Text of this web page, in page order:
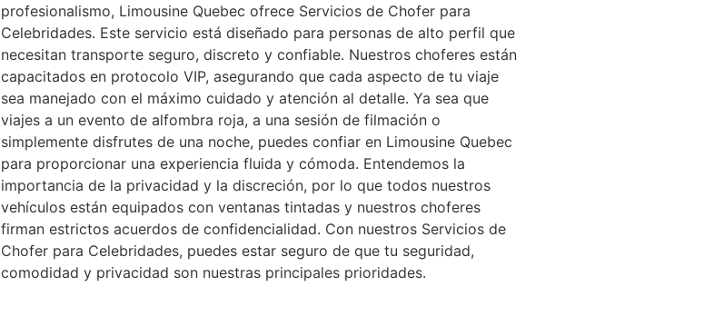
profesionalismo, Limousine Quebec ofrece Servicios de Chofer para
Celebridades. Este servicio está diseñado para personas de alto perfil que
necesitan transporte seguro, discreto y confiable. Nuestros choferes están
capacitados en protocolo VIP, asegurando que cada aspecto de tu viaje
sea manejado con el máximo cuidado y atención al detalle. Ya sea que
viajes a un evento de alfombra roja, a una sesión de filmación o
simplemente disfrutes de una noche, puedes confiar en Limousine Quebec
para proporcionar una experiencia fluida y cómoda. Entendemos la
importancia de la privacidad y la discreción, por lo que todos nuestros
vehículos están equipados con ventanas tintadas y nuestros choferes
firman estrictos acuerdos de confidencialidad. Con nuestros Servicios de
Chofer para Celebridades, puedes estar seguro de que tu seguridad,
comodidad y privacidad son nuestras principales prioridades.